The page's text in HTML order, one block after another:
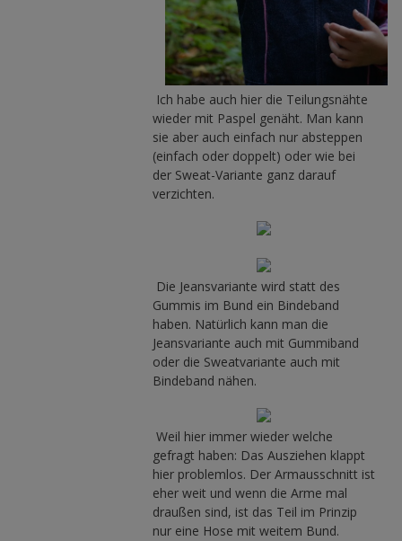
Ich habe auch hier die Teilungsnähte
wieder mit Paspel genäht. Man kann
sie aber auch einfach nur absteppen
(einfach oder doppelt) oder wie bei
der Sweat-Variante ganz darauf
verzichten.
Die Jeansvariante wird statt des
Gummis im Bund ein Bindeband
haben. Natürlich kann man die
Jeansvariante auch mit Gummiband
oder die Sweatvariante auch mit
Bindeband nähen.
Weil hier immer wieder welche
gefragt haben: Das Ausziehen klappt
hier problemlos. Der Armausschnitt ist
eher weit und wenn die Arme mal
draußen sind, ist das Teil im Prinzip
nur eine Hose mit weitem Bund.